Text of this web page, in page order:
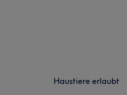
Haustiere erlaubt